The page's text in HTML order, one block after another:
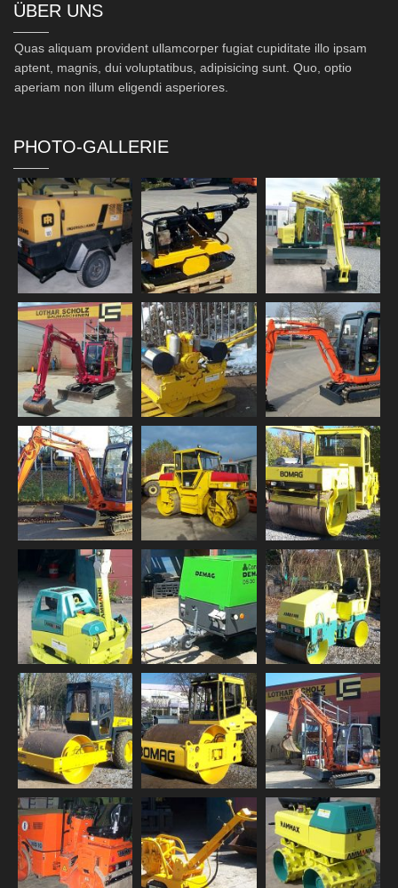
ÜBER UNS
Quas aliquam provident ullamcorper fugiat cupiditate illo ipsam
aptent, magnis, dui voluptatibus, adipisicing sunt. Quo, optio
aperiam non illum eligendi asperiores.
PHOTO-GALLERIE